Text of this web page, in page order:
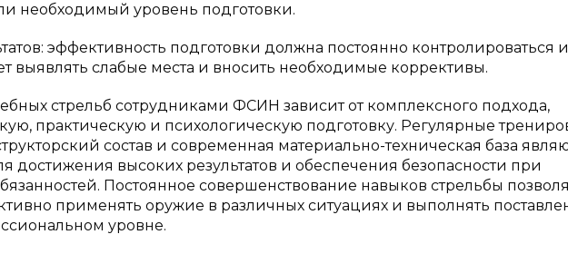
необходимый уровень подготовки.
эффективность подготовки должна постоянно контролироваться и
выявлять слабые места и вносить необходимые коррективы.
стрельб сотрудниками ФСИН зависит от комплексного подхода,
практическую и психологическую подготовку. Регулярные
состав и современная материально-техническая база
высоких результатов и обеспечения безопасности при
Постоянное совершенствование навыков стрельбы
применять оружие в различных ситуациях и выполнять
уровне.